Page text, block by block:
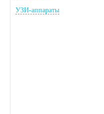
УЗИ-аппараты